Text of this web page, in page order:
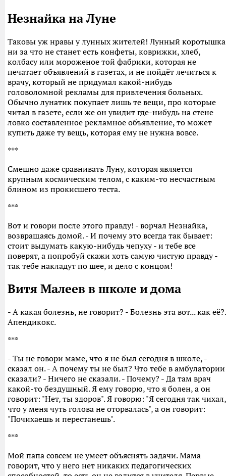
Незнайка на Луне
Таковы уж нравы у лунных жителей! Лунный коротышка
ни за что не станет есть конфеты, коврижки, хлеб,
колбасу или мороженое той фабрики, которая не
печатает объявлений в газетах, и не пойдёт лечиться к
врачу, который не придумал какой-нибудь
головоломной рекламы для привлечения больных.
Обычно лунатик покупает лишь те вещи, про которые
читал в газете, если же он увидит где-нибудь на стене
ловко составленное рекламное объявление, то может
купить даже ту вещь, которая ему не нужна вовсе.
***
Смешно даже сравнивать Луну, которая является
крупным космическим телом, с каким-то несчастным
блином из прокисшего теста.
***
Вот и говори после этого правду! - ворчал Незнайка,
возвращаясь домой. - И почему это всегда так бывает:
стоит выдумать какую-нибудь чепуху - и тебе все
поверят, а попробуй скажи хоть самую чистую правду -
так тебе накладут по шее, и дело с концом!
Витя Малеев в школе и дома
- А какая болезнь, не говорит? - Болезнь эта вот... как
Апендикокс.
***
- Ты не говори маме, что я не был сегодня в школе, -
сказал он. - А почему ты не был? Что тебе в амбулатории
сказали? - Ничего не сказали. - Почему? - Да там врач
какой-то бездушный. Я ему говорю, что я болен, а он
говорит: "Нет, ты здоров". Я говорю: "Я сегодня так чихал,
что у меня чуть голова не оторвалась", а он говорит:
"Почихаешь и перестанешь".
***
Мой папа совсем не умеет объяснять задачи. Мама
говорит, что у него нет никаких педагогических